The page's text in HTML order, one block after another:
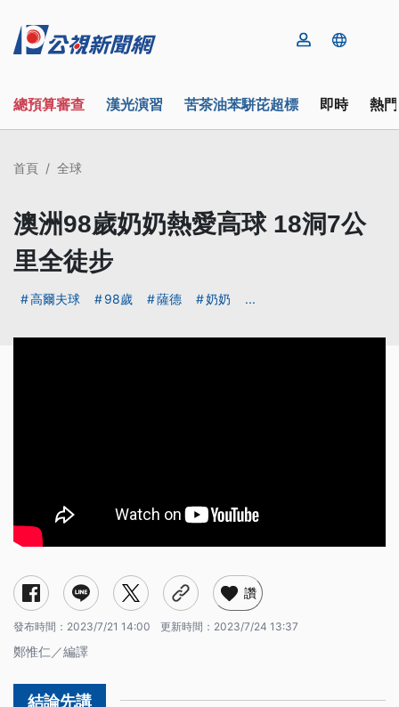
總預算審查 漢光演習 苦茶油苯駢芘超標 即時 熱
首頁 全球
澳洲98歲奶奶熱愛高球 18洞7公
里全徒步
高爾夫球 98歲 薩德 奶奶 ...
讚
發布時間： 2023/7/21 14:00 更新時間： 2023/7/24 13:37
鄭惟仁／編譯